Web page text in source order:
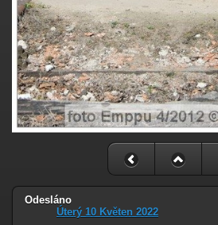
Odesláno
Úterý 10 Květen 2022